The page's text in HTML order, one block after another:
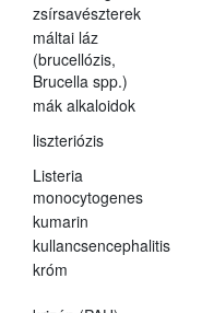
zsírsavészterek
máltai láz
(brucellózis,
Brucella spp.)
mák alkaloidok
liszteriózis
Listeria
monocytogenes
kumarin
kullancsencephalitis
króm